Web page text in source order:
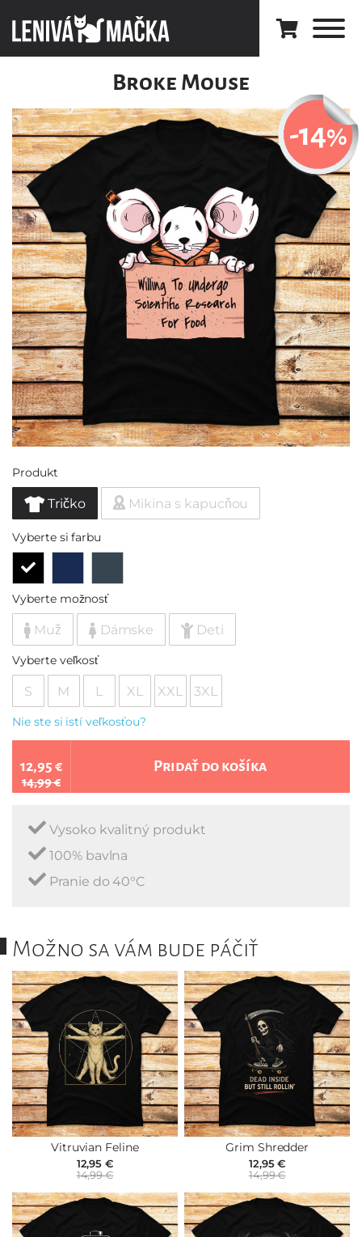
Broke Mouse
-14%
Produkt
Tričko Mikina s kapucňou
Vyberte si farbu
Vyberte možnosť
Muž Dámske Deti
Vyberte veľkosť
S M L XL XXL 3XL
Nie ste si istí veľkosťou?
12,95 €
14,99 €
Pridať do košíka
Vysoko kvalitný produkt
100% bavlna
Pranie do 40°C
Možno sa vám bude páčiť
Vitruvian Feline
12,95 €
14,99 €
Grim Shredder
12,95 €
14,99 €